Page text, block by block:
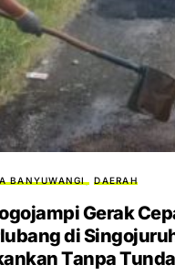
BANYUWANGI DAERAH
Gerak
di
Tanpa Tunda